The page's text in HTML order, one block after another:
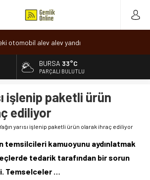
otomobil alev alev yandı
baharın müjdesi ‘Hıdırellez’ coşkuyla kutlandı
evden çıktı, sırra kadem bastı
Hıdırellez Coşkusu
BURSA 33°C
PARÇALI BULUTLU
işlenip paketli ürün
ediliyor
yarısı işlenip paketli ürün olarak ihraç ediliyor
temsilcileri kamuoyunu aydınlatmak
tedarik tarafından bir sorun
Temselceler …